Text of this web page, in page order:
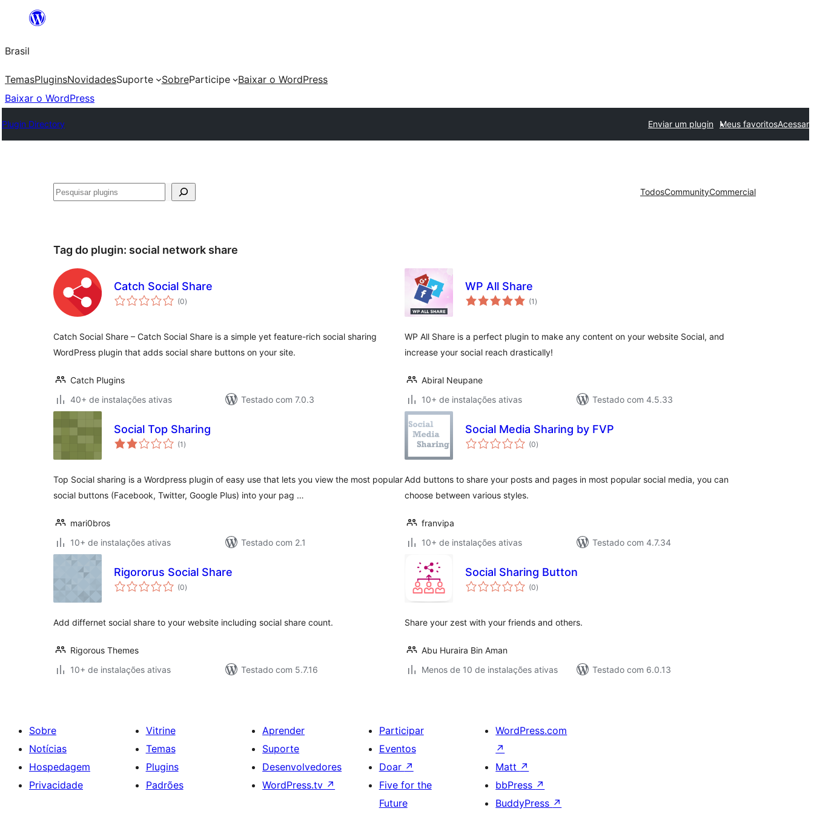
o
conteúdo
Brasil
TemasPluginsNovidadesSuporte SobreParticipe
Baixar o WordPress
Baixar o WordPress
Plugin Directory Enviar um plugin Meus favoritosAcessar
Pesquisar TodosCommunityCommercial
Tag do plugin: social network share
Catch Social Share
(0total
de
)
Catch Social Share – Catch Social Share is a simple yet feature-rich social sharing
WordPress plugin that adds social share buttons on your site.
Catch Plugins
40+ de instalações ativas
Testado com 7.0.3
WP All Share
(1 total
de
)
WP All Share is a perfect plugin to make any content on your website Social, and
increase your social reach drastically!
Abiral Neupane
10+ de instalações ativas
Testado com 4.5.33
Social Top Sharing
(1 total
de
)
Top Social sharing is a Wordpress plugin of easy use that lets you view the most popular
social buttons (Facebook, Twitter, Google Plus) into your pag …
mari0bros
10+ de instalações ativas
Testado com 2.1
Social Media Sharing by FVP
(0total
de
)
Add buttons to share your posts and pages in most popular social media, you can
choose between various styles.
franvipa
10+ de instalações ativas
Testado com 4.7.34
Rigororus Social Share
(0total
de
)
Add differnet social share to your website including social share count.
Rigorous Themes
10+ de instalações ativas
Testado com 5.7.16
Social Sharing Button
(0total
de
)
Share your zest with your friends and others.
Abu Huraira Bin Aman
Menos de 10 de instalações ativas
Testado com 6.0.13
Sobre
Notícias
Hospedagem
Privacidade
Vitrine
Temas
Plugins
Padrões
Aprender
Suporte
Desenvolvedores
WordPress.tv ↗
Participar
Eventos
Doar ↗
Five for the
Future
WordPress.com
↗
Matt ↗
bbPress ↗
BuddyPress ↗